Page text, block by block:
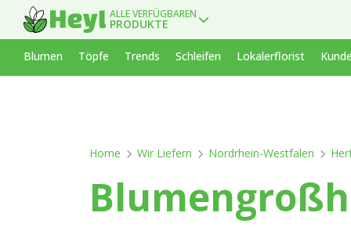
ALLE VERFÜGBAREN
PRODUKTE
Blumen Töpfe Trends Schleifen Lokalerflorist
Home Wir Liefern Nordrhein-Westfalen